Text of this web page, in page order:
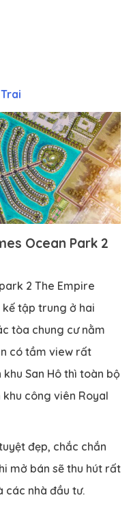
Ocean Park 2
2 The Empire
tập trung ở hai
tòa chung cư nằm
có tầm view rất
San Hô thì toàn bộ
công viên Royal
đẹp, chắc chắn
mở bán sẽ thu hút rất
các nhà đầu tư.